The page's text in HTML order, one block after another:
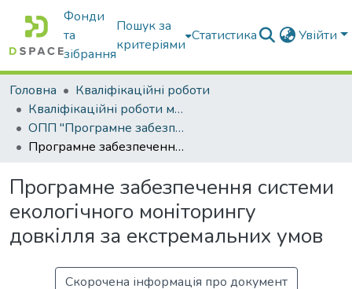
Фонди
та
зібрання
Пошук за
критеріями
Статистика Увійти
Головна
Кваліфікаційні роботи
Кваліфікаційні роботи магістрів
ОПП "Програмне забезпечення інформаційних систем"
Програмне забезпечення системи екологічного моніторингу довкілля за екстремальних умов
Програмне забезпечення системи
екологічного моніторингу
довкілля за екстремальних умов
Скорочена інформація про документ